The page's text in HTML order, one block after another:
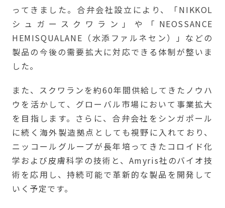
ってきました。合弁会社設立により、「NIKKOL
シュガースクワラン」や「NEOSSANCE
HEMISQUALANE（水添ファルネセン）」などの
製品の今後の需要拡大に対応できる体制が整いま
した。
また、スクワランを約60年間供給してきたノウハ
ウを活かして、グローバル市場において事業拡大
を目指します。さらに、合弁会社をシンガポール
に続く海外製造拠点としても視野に入れており、
ニッコールグループが長年培ってきたコロイド化
学および皮膚科学の技術と、Amyris社のバイオ技
術を応用し、持続可能で革新的な製品を開発して
いく予定です。